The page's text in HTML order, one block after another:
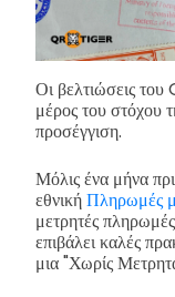
Οι βελτιώσεις
μέρος του στόχου
προσέγγιση.
Μόλις ένα μήνα
εθνικήΠληρωμές
μετρητές
επιβάλει καλές
μια "Χωρίς